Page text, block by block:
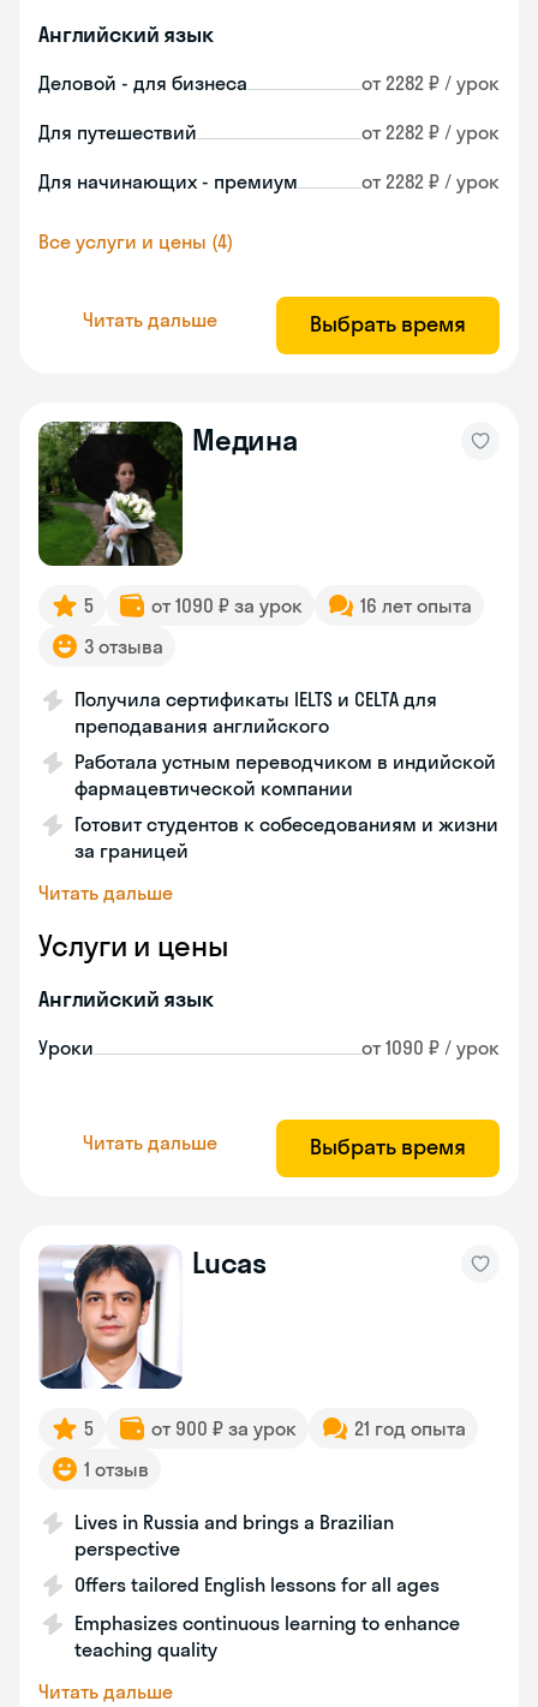
Английский язык
Деловой - для бизнеса от 2282 ₽ / урок
Для путешествий от 2282 ₽ / урок
Для начинающих - премиум от 2282 ₽ / урок
Все услуги и цены (4)
Читать дальше Выбрать время
Медина
5 от 1090 ₽ за урок
16 лет опыта
3 отзыва
Получила сертификаты IELTS и CELTA для
преподавания английского
Работала устным переводчиком в индийской
фармацевтической компании
Готовит студентов к собеседованиям и жизни
за границей
Читать дальше
Услуги и цены
Английский язык
Уроки от 1090 ₽ / урок
Читать дальше Выбрать время
Lucas
5 от 900 ₽ за урок
21 год опыта
1 отзыв
Lives in Russia and brings a Brazilian
perspective
Offers tailored English lessons for all ages
Emphasizes continuous learning to enhance
teaching quality
Читать дальше